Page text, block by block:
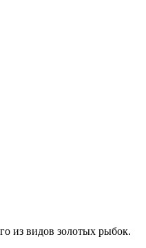
из видов золотых рыбок.